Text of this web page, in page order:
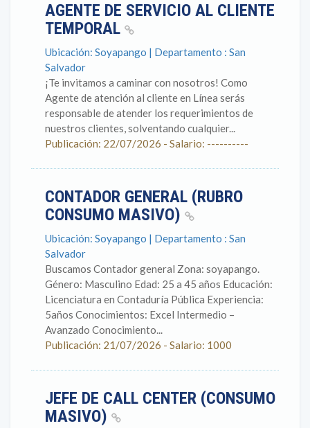
AGENTE DE SERVICIO AL CLIENTE
TEMPORAL
Ubicación: Soyapango | Departamento : San
Salvador
¡Te invitamos a caminar con nosotros! Como
Agente de atención al cliente en Línea serás
responsable de atender los requerimientos de
nuestros clientes, solventando cualquier...
Publicación: 22/07/2026 - Salario: ----------
CONTADOR GENERAL (RUBRO
CONSUMO MASIVO)
Ubicación: Soyapango | Departamento : San
Salvador
Buscamos Contador general Zona: soyapango.
Género: Masculino Edad: 25 a 45 años Educación:
Licenciatura en Contaduría Pública Experiencia:
5años Conocimientos: Excel Intermedio –
Avanzado Conocimiento...
Publicación: 21/07/2026 - Salario: 1000
JEFE DE CALL CENTER (CONSUMO
MASIVO)